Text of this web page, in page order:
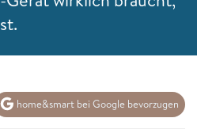
home&smart bei Google bevorzugen